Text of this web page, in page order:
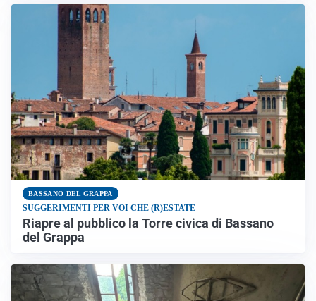
BASSANO DEL GRAPPA
SUGGERIMENTI PER VOI CHE (R)ESTATE
Riapre al pubblico la Torre civica di Bassano
del Grappa